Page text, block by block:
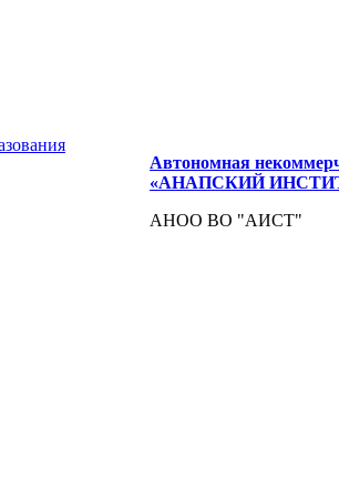
Автономная
«АНАПСКИЙ
АНОО ВО "АИСТ"